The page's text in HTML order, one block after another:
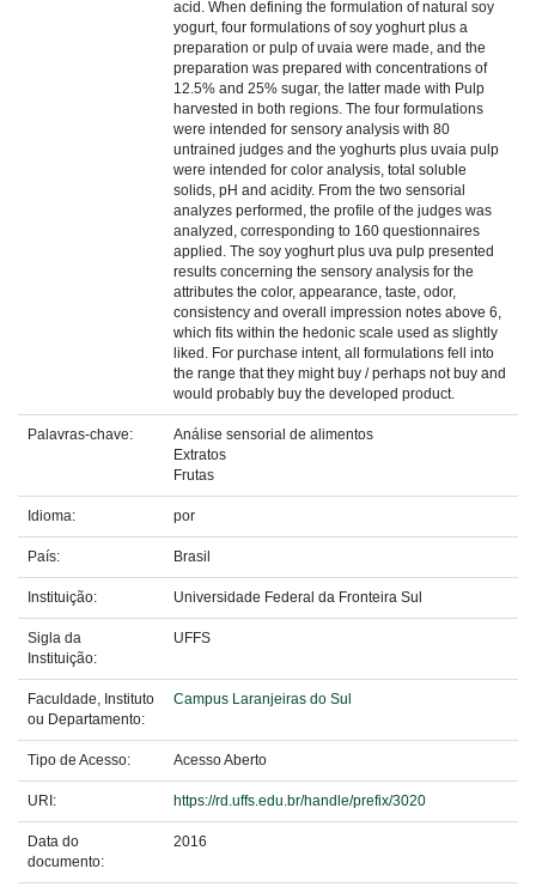
acid. When defining the formulation of natural soy
yogurt, four formulations of soy yoghurt plus a
preparation or pulp of uvaia were made, and the
preparation was prepared with concentrations of
12.5% and 25% sugar, the latter made with Pulp
harvested in both regions. The four formulations
were intended for sensory analysis with 80
untrained judges and the yoghurts plus uvaia pulp
were intended for color analysis, total soluble
solids, pH and acidity. From the two sensorial
analyzes performed, the profile of the judges was
analyzed, corresponding to 160 questionnaires
applied. The soy yoghurt plus uva pulp presented
results concerning the sensory analysis for the
attributes the color, appearance, taste, odor,
consistency and overall impression notes above 6,
which fits within the hedonic scale used as slightly
liked. For purchase intent, all formulations fell into
the range that they might buy / perhaps not buy and
would probably buy the developed product.
Palavras-chave:
Análise sensorial de alimentos
Extratos
Frutas
Idioma: por
País: Brasil
Instituição: Universidade Federal da Fronteira Sul
Sigla da
Instituição:
UFFS
Faculdade, Instituto
ou Departamento:
Campus Laranjeiras do Sul
Tipo de Acesso: Acesso Aberto
URI: https://rd.uffs.edu.br/handle/prefix/3020
Data do
documento:
2016